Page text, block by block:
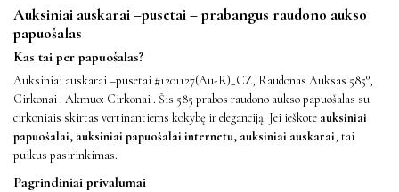
Auksiniai auskarai –pusetai – prabangus raudono aukso
papuošalas
Kas tai per papuošalas?
Auksiniai auskarai –pusetai #1201127(Au-R)_CZ, Raudonas Auksas 585°,
Cirkonai . Akmuo: Cirkonai . Šis 585 prabos raudono aukso papuošalas su
cirkoniais skirtas vertinantiems kokybę ir eleganciją. Jei ieškote auksiniai
papuošalai, auksiniai papuošalai internetu, auksiniai auskarai, tai
puikus pasirinkimas.
Pagrindiniai privalumai